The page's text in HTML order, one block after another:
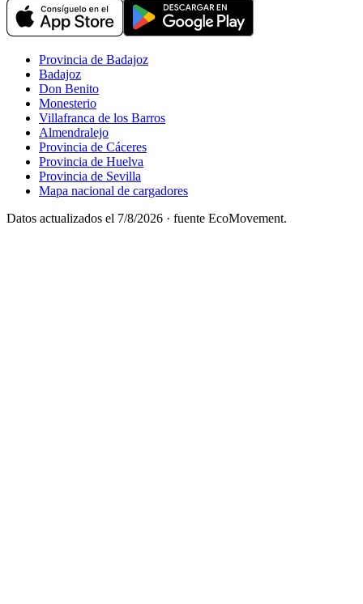
Provincia de Badajoz
Badajoz
Don Benito
Monesterio
Villafranca de los Barros
Almendralejo
Provincia de Cáceres
Provincia de Huelva
Provincia de Sevilla
Mapa nacional de cargadores
Datos actualizados el 7/8/2026 · fuente EcoMovement.